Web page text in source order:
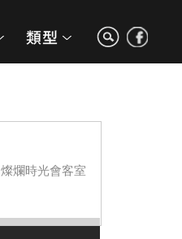
燦爛時光會客室